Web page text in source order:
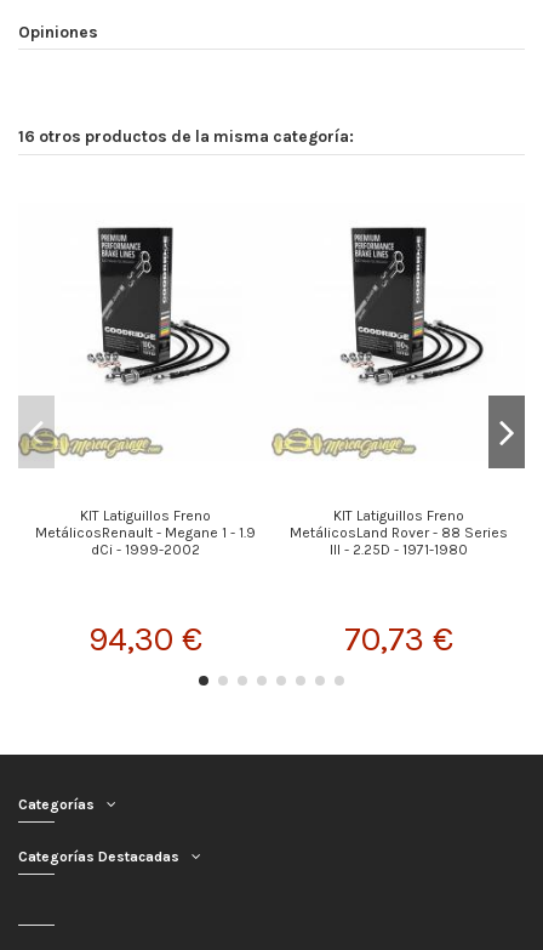
Opiniones
16 otros productos de la misma categoría:
KIT Latiguillos Freno
MetálicosRenault - Megane 1 - 1.9
dCi - 1999-2002
94,30 €
KIT Latiguillos Freno
MetálicosLand Rover - 88 Series
III - 2.25D - 1971-1980
70,73 €
Categorías
Categorías Destacadas